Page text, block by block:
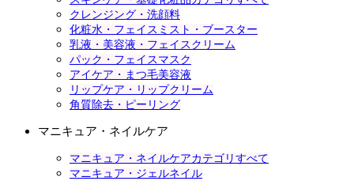
クレンジング・洗顔料
化粧水・フェイスミスト・ブースター
乳液・美容液・フェイスクリーム
パック・フェイスマスク
アイケア・まつ毛美容液
リップケア・リップクリーム
角質除去・ピーリング
マニキュア・ネイルケア
マニキュア・ネイルケアカテゴリすべて
マニキュア・ジェルネイル